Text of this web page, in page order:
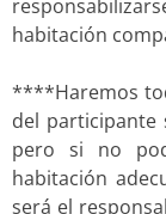
habitación
****Haremos
del participante
pero si no
habitación
será el